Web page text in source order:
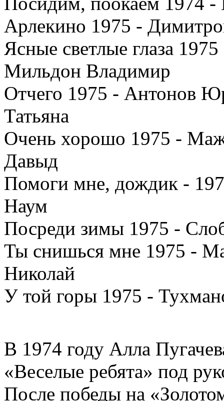
Арлекино 1975 -
Ясные светлые глаза
Мильдон Владимир
Отчего 1975 - Антонов
Татьяна
Очень хорошо 1975 -
Давыд
Помоги мне, дождик -
Наум
Посреди зимы 1975 -
Ты снишься мне 1975 -
Николай
У той горы 1975 -
В 1974 году Алла
«Веселые ребята» под
После победы на